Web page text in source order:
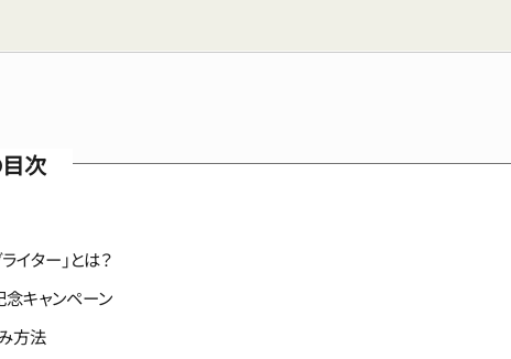
次
イター」とは？
念キャンペーン
方法